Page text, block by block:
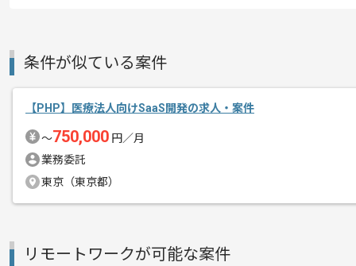
精算・お支払い
精算基準時間
支払いサイト
15日
その他募集要項
作業開始日
2024/04/01
条件が似ている案件
【PHP】医療法人向けSaaS開発の求人・案件
〜750,000 円／月
業務委託
東京（東京都）
リモートワークが可能な案件